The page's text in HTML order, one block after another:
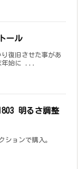
ール
復旧させた事があ
年始に ...
明るさ調整
ションで購入。